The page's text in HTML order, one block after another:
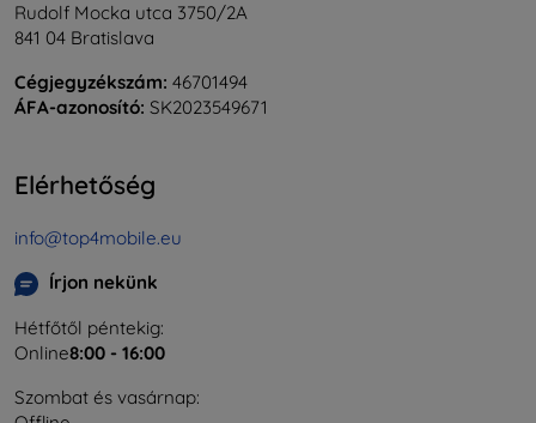
Rudolf Mocka utca 3750/2A
841 04 Bratislava
Cégjegyzékszám: 46701494
ÁFA-azonosító: SK2023549671
Elérhetőség
info@top4mobile.eu
Írjon nekünk
Hétfőtől péntekig:
Online8:00 - 16:00
Szombat és vasárnap: